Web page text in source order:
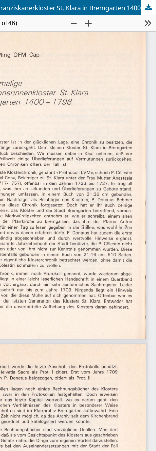
Das ehemalige Franziskanerkloster St. Klara in Bremgarten 1400-1798